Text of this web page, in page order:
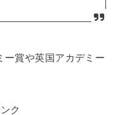
ー賞や英国アカデミー
ク